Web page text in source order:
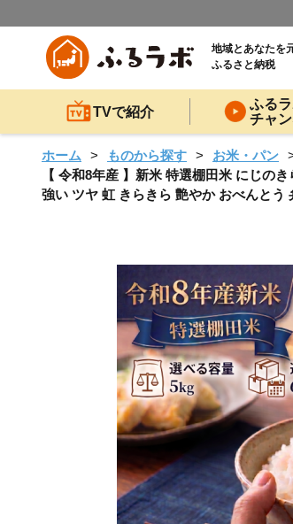
地域とあなたを
ふるさと納税
TVで紹介
ふる
チャ
ホーム ものから探す お米・パン
【 令和8年産 】新米 特選棚田米 にじの
強い ツヤ 虹 きらきら 艶やか おべんと